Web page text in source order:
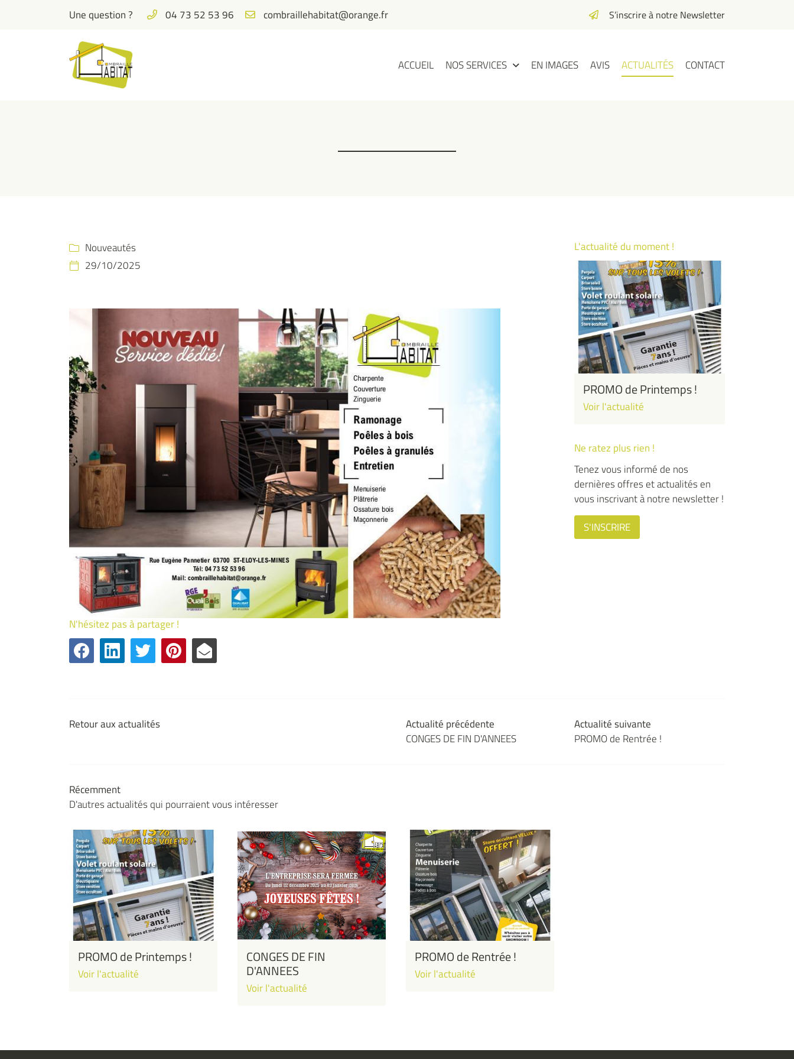
Une question ? 04 73 52 53 96 S’inscrire à notre Newsletter
ACCUEIL NOS SERVICES EN IMAGES AVIS ACTUALITÉS CONTACT
63700 Saint-Éloy-les-Mines
04 73 52 53 96
Recopier le code ci-contre
En cochant cette case, vous consentez à recevoir nos propositions commerciales à
l'adresse email indiqué ci-dessus. Vous pouvez vous désinscrire à tout moment en
le formulaire de désinscription.
INSCRIPTION
 Nouveautés
 29/10/2025
N'hésitez pas à partager !
L'actualité du moment !
PROMO de Printemps !
Voir l'actualité
Ne ratez plus rien !
Tenez vous informé de nos
dernières offres et actualités en
vous inscrivant à notre newsletter !
S'INSCRIRE
Retour aux actualités
Actualité précédente
CONGES DE FIN D'ANNEES
Actualité suivante
PROMO de Rentrée !
Récemment
D'autres actualités qui pourraient vous intéresser
PROMO de Printemps !
Voir l'actualité
CONGES DE FIN
D'ANNEES
Voir l'actualité
PROMO de Rentrée !
Voir l'actualité